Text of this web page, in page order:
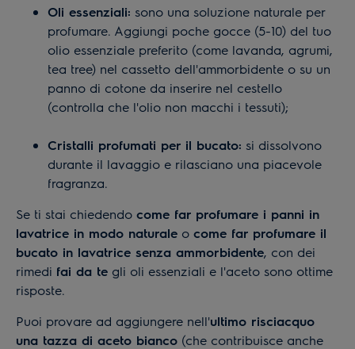
Oli essenziali: sono una soluzione naturale per
profumare. Aggiungi poche gocce (5-10) del tuo
olio essenziale preferito (come lavanda, agrumi,
tea tree) nel cassetto dell'ammorbidente o su un
panno di cotone da inserire nel cestello
(controlla che l'olio non macchi i tessuti);
Cristalli profumati per il bucato: si dissolvono
durante il lavaggio e rilasciano una piacevole
fragranza.
Se ti stai chiedendo come far profumare i panni in
lavatrice in modo naturale o come far profumare il
bucato in lavatrice senza ammorbidente, con dei
rimedi fai da te gli oli essenziali e l'aceto sono ottime
risposte.
Puoi provare ad aggiungere nell'ultimo risciacquo
una tazza di aceto bianco (che contribuisce anche